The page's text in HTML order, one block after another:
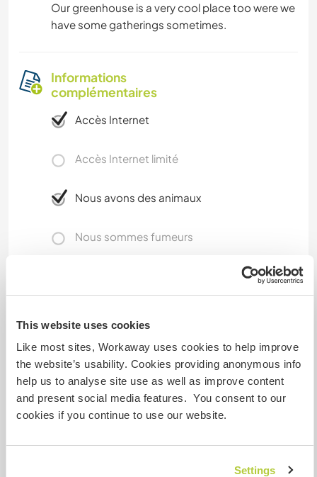
This website uses cookies
Like most sites, Workaway uses cookies to help improve
the website’s usability. Cookies providing anonymous info
help us to analyse site use as well as improve content
and present social media features. You consent to our
cookies if you continue to use our website.
Settings
Our greenhouse is a very cool place too were we
have some gatherings sometimes.
Informations
complémentaires
Accès Internet
Accès Internet limité
Nous avons des animaux
Nous sommes fumeurs
Possibilité d’accueillir les
digital nomads
wifi connection
Espace pour garer des vans